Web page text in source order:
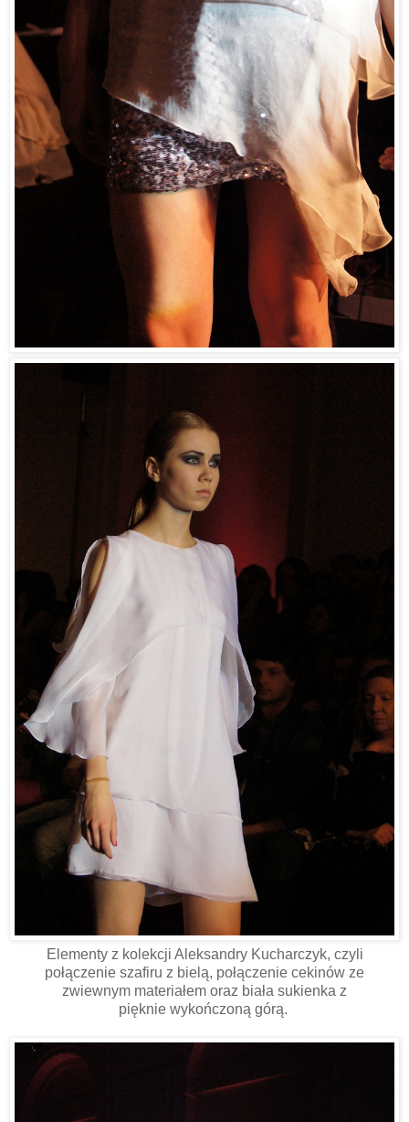
Elementy z kolekcji Aleksandry Kucharczyk, czyli
połączenie szafiru z bielą, połączenie cekinów ze
zwiewnym materiałem oraz biała sukienka z
pięknie wykończoną górą.